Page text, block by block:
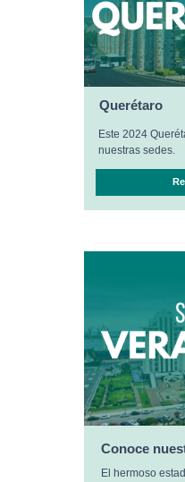
Querétaro
Conoce
Este 2024
nuestras sedes.
El hermoso